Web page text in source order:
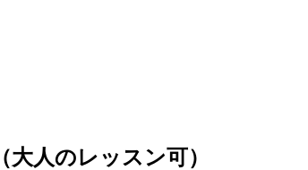
人のレッスン可）